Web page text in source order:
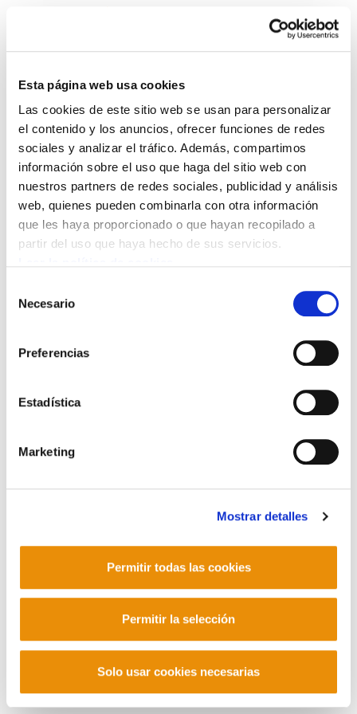
Esta página web usa cookies
Las cookies de este sitio web se usan para personalizar
el contenido y los anuncios, ofrecer funciones de redes
sociales y analizar el tráfico. Además, compartimos
información sobre el uso que haga del sitio web con
nuestros partners de redes sociales, publicidad y análisis
web, quienes pueden combinarla con otra información
que les haya proporcionado o que hayan recopilado a
partir del uso que haya hecho de sus servicios.
Necesario
Preferencias
Estadística
Marketing
Mostrar detalles
Permitir todas las cookies
Permitir la selección
Solo usar cookies necesarias
Astekaria 32
Astekaria 32.PDF 9.6 MB
POLÍTICA DE COOKIES
CANAL DE INFORMACIÓN
POLÍTICA DE PRIVACIDAD
MAPA DEL SITIO
ACCESIBILIDAD
Barrainkua 13 - 48009 Bilbo -
Telf. +33 (0) 559 25 65 52
Mastodon